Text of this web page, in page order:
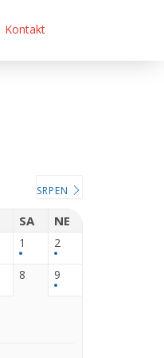
Kontakt
SRPEN
SA NE
1 2
8 9